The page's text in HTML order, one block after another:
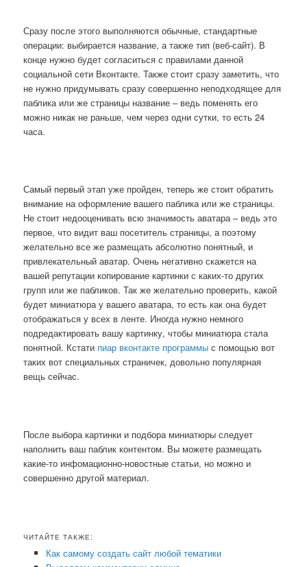
Сразу после этого выполняются обычные, стандартные
операции: выбирается название, а также тип (веб-сайт). В
конце нужно будет согласиться с правилами данной
социальной сети Вконтакте. Также стоит сразу заметить, что
не нужно придумывать сразу совершенно неподходящее для
паблика или же страницы название – ведь поменять его
можно никак не раньше, чем через одни сутки, то есть 24
часа.
Самый первый этап уже пройден, теперь же стоит обратить
внимание на оформление вашего паблика или же страницы.
Не стоит недооценивать всю значимость аватара – ведь это
первое, что видит ваш посетитель страницы, а поэтому
желательно все же размещать абсолютно понятный, и
привлекательный аватар. Очень негативно скажется на
вашей репутации копирование картинки с каких-то других
групп или же пабликов. Так же желательно проверить, какой
будет миниатюра у вашего аватара, то есть как она будет
отображаться у всех в ленте. Иногда нужно немного
подредактировать вашу картинку, чтобы миниатюра стала
понятной. Кстати пиар вконтакте программы с помощью вот
таких вот специальных страничек, довольно популярная
вещь сейчас.
После выбора картинки и подбора миниатюры следует
наполнить ваш паблик контентом. Вы можете размещать
какие-то инфомационно-новостные статьи, но можно и
совершенно другой материал.
ЧИТАЙТЕ ТАКЖЕ:
Как самому создать сайт любой тематики